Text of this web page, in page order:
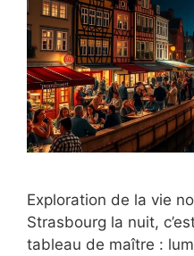
Exploration de la vie
Strasbourg la nuit,
tableau de maître :